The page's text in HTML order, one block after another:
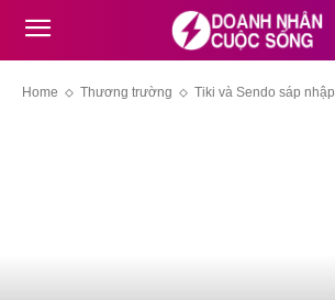
Home Thương trường Tiki và Sendo sáp nhập